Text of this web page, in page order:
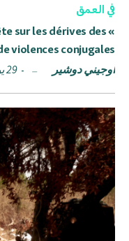
في العمق
sur les dérives des «
violences conjugales
أوجيني دوشير